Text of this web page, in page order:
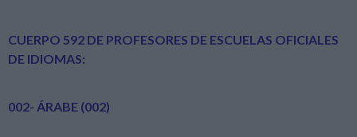
CUERPO 592 DE PROFESORES DE ESCUELAS OFICIALES
DE IDIOMAS:
002- ÁRABE (002)